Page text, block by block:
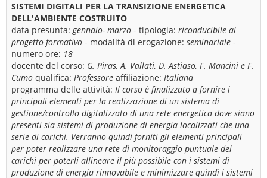
SISTEMI DIGITALI PER LA TRANSIZIONE ENERGETICA
DELL'AMBIENTE COSTRUITO
data presunta:gennaio- marzo - tipologia: riconducibile al
progetto formativo - modalità di erogazione: seminariale -
numero ore: 18
docente del corso: G. Piras, A. Vallati, D. Astiaso, F. Mancini e F.
Cumo qualifica: Professore affiliazione: Italiana
programma delle attività: Il corso è finalizzato a fornire i
principali elementi per la realizzazione di un sistema di
gestione/controllo digitalizzato di una rete energetica dove siano
presenti sia sistemi di produzione di energia localizzati che una
serie di carichi. Verranno quindi forniti gli elementi principali
per poter realizzare una rete di monitoraggio puntuale dei
carichi per poterli allineare il più possibile con i sistemi di
produzione di energia rinnovabile e minimizzare quindi i sistemi